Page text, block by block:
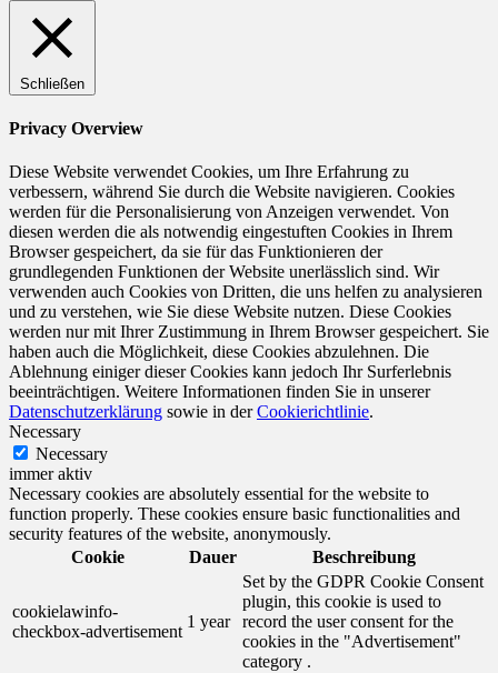
Schließen
Privacy Overview
Diese Website verwendet Cookies, um Ihre Erfahrung zu
verbessern, während Sie durch die Website navigieren. Cookies
werden für die Personalisierung von Anzeigen verwendet. Von
diesen werden die als notwendig eingestuften Cookies in Ihrem
Browser gespeichert, da sie für das Funktionieren der
grundlegenden Funktionen der Website unerlässlich sind. Wir
verwenden auch Cookies von Dritten, die uns helfen zu analysieren
und zu verstehen, wie Sie diese Website nutzen. Diese Cookies
werden nur mit Ihrer Zustimmung in Ihrem Browser gespeichert. Sie
haben auch die Möglichkeit, diese Cookies abzulehnen. Die
Ablehnung einiger dieser Cookies kann jedoch Ihr Surferlebnis
beeinträchtigen. Weitere Informationen finden Sie in unserer
Datenschutzerklärung sowie in derCookierichtlinie.
Necessary
Necessary
immer aktiv
Necessary cookies are absolutely essential for the website to
function properly. These cookies ensure basic functionalities and
security features of the website, anonymously.
Cookie
Dauer Beschreibung
cookielawinfo-
checkbox-advertisement
1 year
Set by the GDPR Cookie Consent
plugin, this cookie is used to
record the user consent for the
cookies in the "Advertisement"
category .